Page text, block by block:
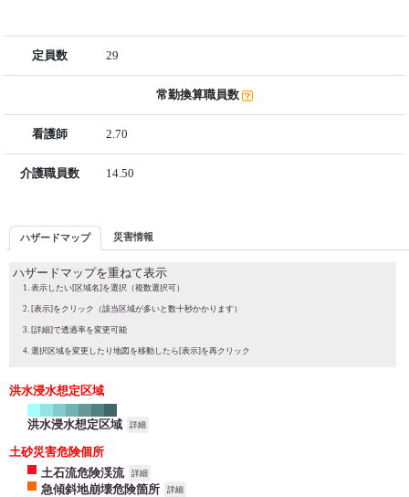
定員数 29
常勤換算職員数
看護師 2.70
介護職員数 14.50
ハザードマップ 災害情報
ハザードマップを重ねて表示
表示したい[区域名]を選択（複数選択可）
[表示]をクリック（該当区域が多いと数十秒かかります）
[詳細]で透過率を変更可能
選択区域を変更したり地図を移動したら[表示]を再クリック
洪水浸水想定区域
洪水浸水想定区域 詳細
土砂災害危険個所
土石流危険渓流
詳細
急傾斜地崩壊危険箇所 詳細